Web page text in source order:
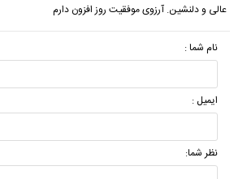
عالی و دلنشین. آرزوی موفقیت روز افزون دارم
نام شما :
ایمیل :
نظر شما: